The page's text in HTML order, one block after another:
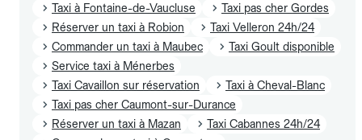
Taxi à Fontaine-de-Vaucluse
Taxi pas cher Gordes
Réserver un taxi à Robion
Taxi Velleron 24h/24
Commander un taxi à Maubec
Taxi Goult disponible
Service taxi à Ménerbes
Taxi Cavaillon sur réservation
Taxi à Cheval-Blanc
Taxi pas cher Caumont-sur-Durance
Réserver un taxi à Mazan
Taxi Cabannes 24h/24